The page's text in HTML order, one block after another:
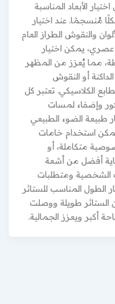
الأبعاد المناسبة
مُنسجمًا. عند اختيار
والنقوش الطراز العام
يمكن اختيار
مما يُعزز من المظهر
أو النقوش
الكلاسيكي. تعتبر كل
وإضفاء لمسات
طبيعة الضوء الطبيعي
استخدام خامات
متكاملة، أو
أفضل من أشعة
ومتطلبات
الطول المناسب للستائر
طويلة ووصلت
أكبر ويعزز الجمالية.